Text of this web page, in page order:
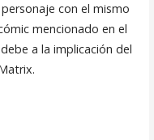
con el mismo
mencionado en el
a la implicación del